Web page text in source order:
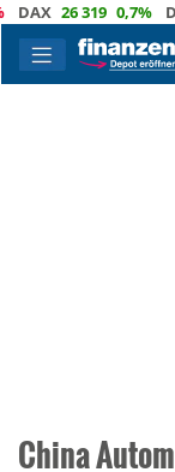
26 319 0,7% Dow
China